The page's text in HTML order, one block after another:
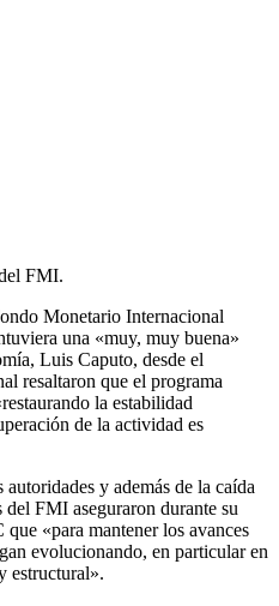
FMI.
Monetario Internacional
una «muy, muy buena»
Luis Caputo, desde el
resaltaron que el programa
la estabilidad
de la actividad es
y además de la caída
del FMI aseguraron durante su
«para mantener los avances
evolucionando, en particular en
estructural».